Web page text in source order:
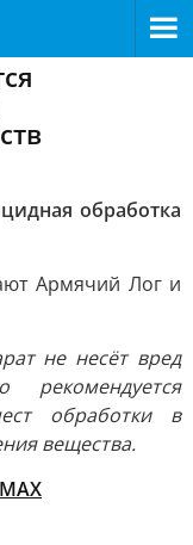
обработка
Армячий Лог и
не несёт вред
обработки в
вещества.